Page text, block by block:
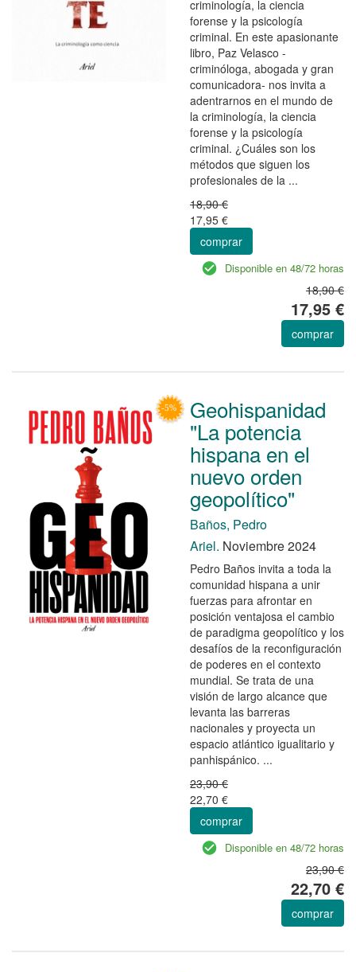
criminología, la ciencia
forense y la psicología
criminal. En este apasionante
libro, Paz Velasco -
criminóloga, abogada y gran
comunicadora- nos invita a
adentrarnos en el mundo de
la criminología, la ciencia
forense y la psicología
criminal. ¿Cuáles son los
métodos que siguen los
profesionales de la ...
18,90 €
17,95 €
comprar
Disponible en 48/72 horas
18,90 €
17,95 €
comprar
Geohispanidad
"La potencia
hispana en el
nuevo orden
geopolítico"
Baños, Pedro
Ariel. Noviembre 2024
Pedro Baños invita a toda la
comunidad hispana a unir
fuerzas para afrontar en
posición ventajosa el cambio
de paradigma geopolítico y los
desafíos de la reconfiguración
de poderes en el contexto
mundial. Se trata de una
visión de largo alcance que
levanta las barreras
nacionales y proyecta un
espacio atlántico igualitario y
panhispánico. ...
23,90 €
22,70 €
comprar
Disponible en 48/72 horas
23,90 €
22,70 €
comprar